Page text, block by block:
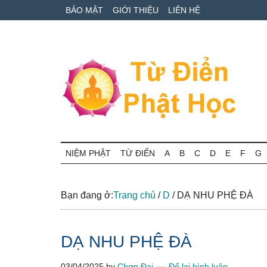
to
to
qua
BẢO MẬT GIỚI THIỆU LIÊN HỆ
Từ
điển
Phật
cứu
thuật
Phật
học
NIỆM PHẬT TỪ ĐIỂN A B C D E F G
Bạn đang ở:Trang chủ / D /DẠ NHU PHỆ ĐÀ
DẠ NHU PHỆ ĐÀ